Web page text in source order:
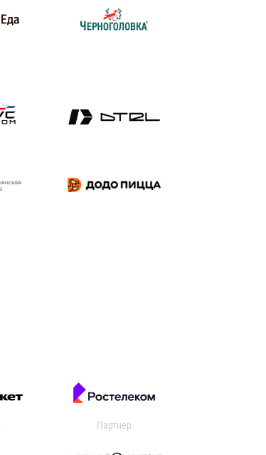
Партнер